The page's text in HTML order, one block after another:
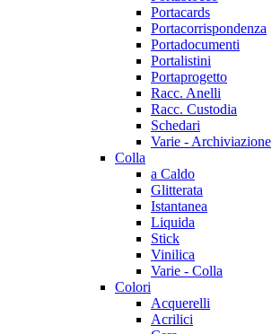
Portacards
Portacorrispondenza
Portadocumenti
Portalistini
Portaprogetto
Racc. Anelli
Racc. Custodia
Schedari
Varie - Archiviazione
Colla
a Caldo
Glitterata
Istantanea
Liquida
Stick
Vinilica
Varie - Colla
Colori
Acquerelli
Acrilici